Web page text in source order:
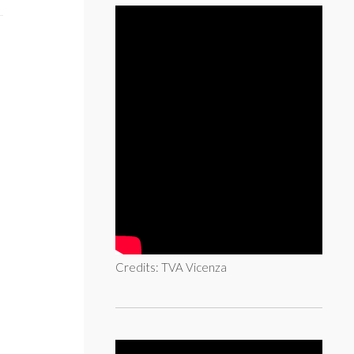
Credits: TVA Vicenza